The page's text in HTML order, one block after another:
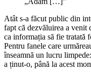
Atât s-a făcut public din
fapt că dezvăluirea a venit
ca informația să fie tratată
Pentru fanele care
înseamnă un lucru
a ținut-o, până la acest